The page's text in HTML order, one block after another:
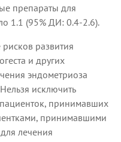
препараты для
1.1 (95% ДИ: 0.4-2.6).
развития
и других
эндометриоза
исключить
принимавших
принимавшими
лечения